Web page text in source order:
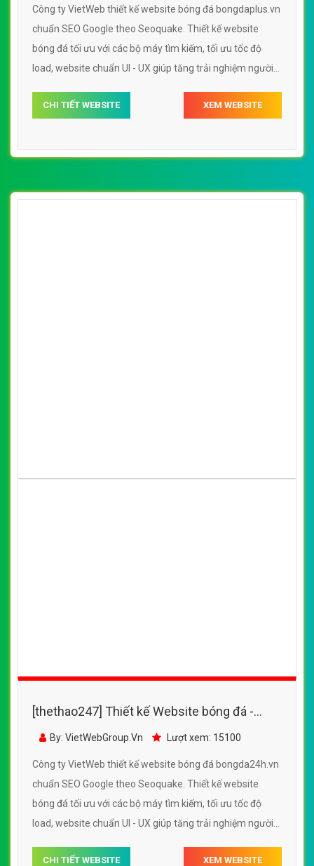
Công ty VietWeb thiết kế website bóng đá bongdaplus.vn
chuẩn SEO Google theo Seoquake. Thiết kế website
bóng đá tối ưu với các bộ máy tìm kiếm, tối ưu tốc độ
load, website chuẩn UI - UX giúp tăng trải nghiệm người
CHI TIẾT WEBSITE XEM WEBSITE
[thethao247] Thiết kế Website bóng đá -
bongda24h.vn - VietWebGroup.Vn
By: VietWebGroup.Vn Lượt xem: 15100
Công ty VietWeb thiết kế website bóng đá bongda24h.vn
chuẩn SEO Google theo Seoquake. Thiết kế website
bóng đá tối ưu với các bộ máy tìm kiếm, tối ưu tốc độ
load, website chuẩn UI - UX giúp tăng trải nghiệm người
CHI TIẾT WEBSITE XEM WEBSITE